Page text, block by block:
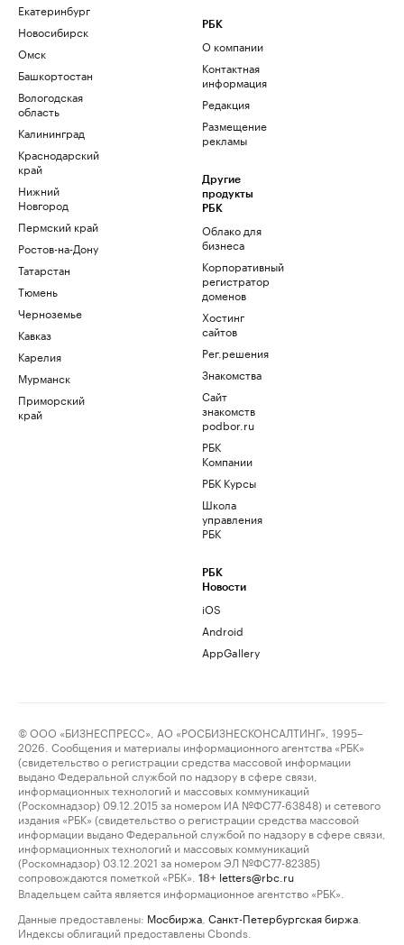
Екатеринбург
Новосибирск
Омск
Башкортостан
Вологодская
область
Калининград
Краснодарский
край
Нижний
Новгород
Пермский край
Ростов-на-Дону
Татарстан
Тюмень
Черноземье
Кавказ
Карелия
Мурманск
Приморский
край
РБК
О компании
Контактная
информация
Редакция
Размещение
рекламы
Другие
продукты
РБК
Облако для
бизнеса
Корпоративный
регистратор
доменов
Хостинг
сайтов
Рег.решения
Знакомства
Сайт
знакомств
podbor.ru
РБК
Компании
РБК Курсы
Школа
управления
РБК
РБК
Новости
iOS
Android
AppGallery
© ООО «БИЗНЕСПРЕСС», АО «РОСБИЗНЕСКОНСАЛТИНГ», 1995–
2026. Сообщения и материалы информационного агентства «РБК»
(свидетельство о регистрации средства массовой информации
выдано Федеральной службой по надзору в сфере связи,
информационных технологий и массовых коммуникаций
(Роскомнадзор) 09.12.2015 за номером ИА №ФС77-63848) и сетевого
издания «РБК» (свидетельство о регистрации средства массовой
информации выдано Федеральной службой по надзору в сфере связи,
информационных технологий и массовых коммуникаций
(Роскомнадзор) 03.12.2021 за номером ЭЛ №ФС77-82385)
сопровождаются пометкой «РБК».
18+ letters@rbc.ru
Владельцем сайта является информационное агентство «РБК».
Данные предоставлены: Мосбиржа Санкт-Петербургская биржа
Индексы облигаций предоставлены Cbonds.